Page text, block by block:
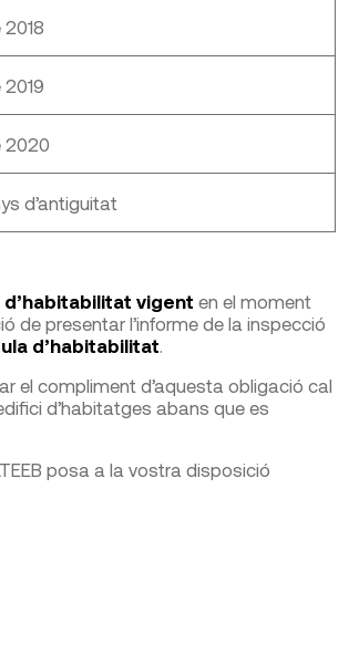
2020
d’antiguitat
d’habitabilitat vigent en el moment
de presentar l’informe de la inspecció
d’habitabilitat
el compliment d’aquesta obligació cal
d’habitatges abans que es
posa a la vostra disposició